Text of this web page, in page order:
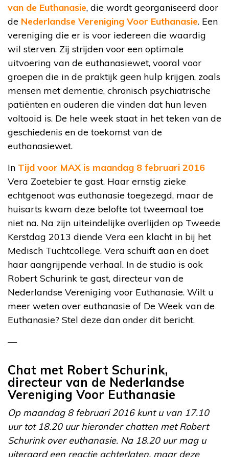
van de Euthanasie, die wordt georganiseerd door
de Nederlandse Vereniging Voor Euthanasie. Een
vereniging die er is voor iedereen die waardig
wil sterven. Zij strijden voor een optimale
uitvoering van de euthanasiewet, vooral voor
groepen die in de praktijk geen hulp krijgen, zoals
mensen met dementie, chronisch psychiatrische
patiënten en ouderen die vinden dat hun leven
voltooid is. De hele week staat in het teken van de
geschiedenis en de toekomst van de
euthanasiewet.
In Tijd voor MAX is maandag 8 februari 2016
Vera Zoetebier te gast. Haar ernstig zieke
echtgenoot was euthanasie toegezegd, maar de
huisarts kwam deze belofte tot tweemaal toe
niet na. Na zijn uiteindelijke overlijden op Tweede
Kerstdag 2013 diende Vera een klacht in bij het
Medisch Tuchtcollege. Vera schuift aan en doet
haar aangrijpende verhaal. In de studio is ook
Robert Schurink te gast, directeur van de
Nederlandse Vereniging voor Euthanasie. Wilt u
meer weten over euthanasie of De Week van de
Euthanasie? Stel deze dan onder dit bericht.
—
Chat met Robert Schurink,
directeur van de Nederlandse
Vereniging Voor Euthanasie
Op maandag 8 februari 2016 kunt u van 17.10
uur tot 18.20 uur hieronder chatten met Robert
Schurink over euthanasie. Na 18.20 uur mag u
uiteraard een reactie achterlaten, maar deze